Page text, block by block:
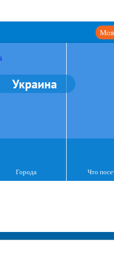
Моя
Украина
Города Что